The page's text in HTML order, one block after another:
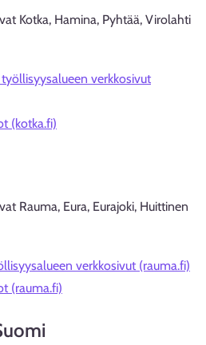
Kotka, Hamina, Pyhtää, Virolahti
verkkosivut
(kotka.fi)
Rauma, Eura, Eurajoki, Huittinen
verkkosivut (rauma.fi)
(rauma.fi)